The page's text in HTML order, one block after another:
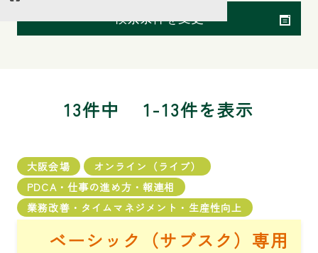
検索条件を変更
13件中 1-13件を表示
大阪会場
オンライン（ライブ）
PDCA・仕事の進め方・報連相
業務改善・タイムマネジメント・生産性向上
ベーシック（サブスク）専用